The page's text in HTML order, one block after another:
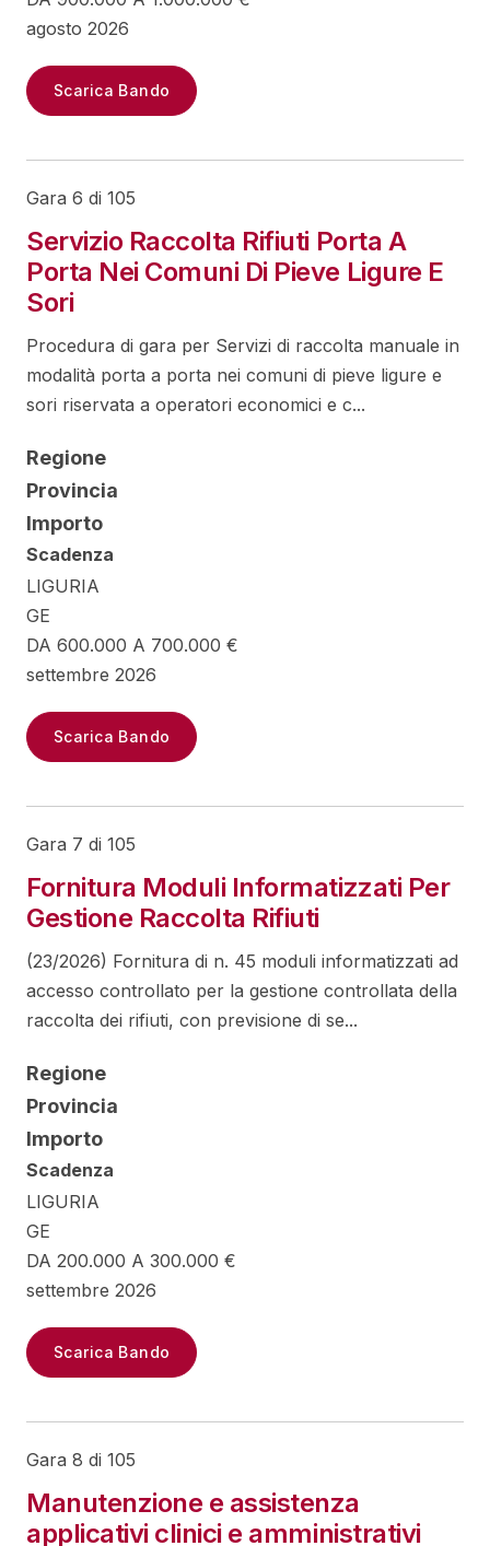
agosto 2026
Scarica Bando
Gara 6 di 105
Servizio Raccolta Rifiuti Porta A
Porta Nei Comuni Di Pieve Ligure E
Sori
Procedura di gara per Servizi di raccolta manuale in
modalità porta a porta nei comuni di pieve ligure e
sori riservata a operatori economici e c...
Regione
Provincia
Importo
Scadenza
LIGURIA
GE
DA 600.000 A 700.000 €
settembre 2026
Scarica Bando
Gara 7 di 105
Fornitura Moduli Informatizzati Per
Gestione Raccolta Rifiuti
(23/2026) Fornitura di n. 45 moduli informatizzati ad
accesso controllato per la gestione controllata della
raccolta dei rifiuti, con previsione di se...
Regione
Provincia
Importo
Scadenza
LIGURIA
GE
DA 200.000 A 300.000 €
settembre 2026
Scarica Bando
Gara 8 di 105
Manutenzione e assistenza
applicativi clinici e amministrativi